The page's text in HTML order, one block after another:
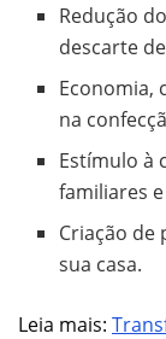
Redução
descarte
Economia,
na
Estímulo à
familiares
Criação de
sua casa.
Leia mais: